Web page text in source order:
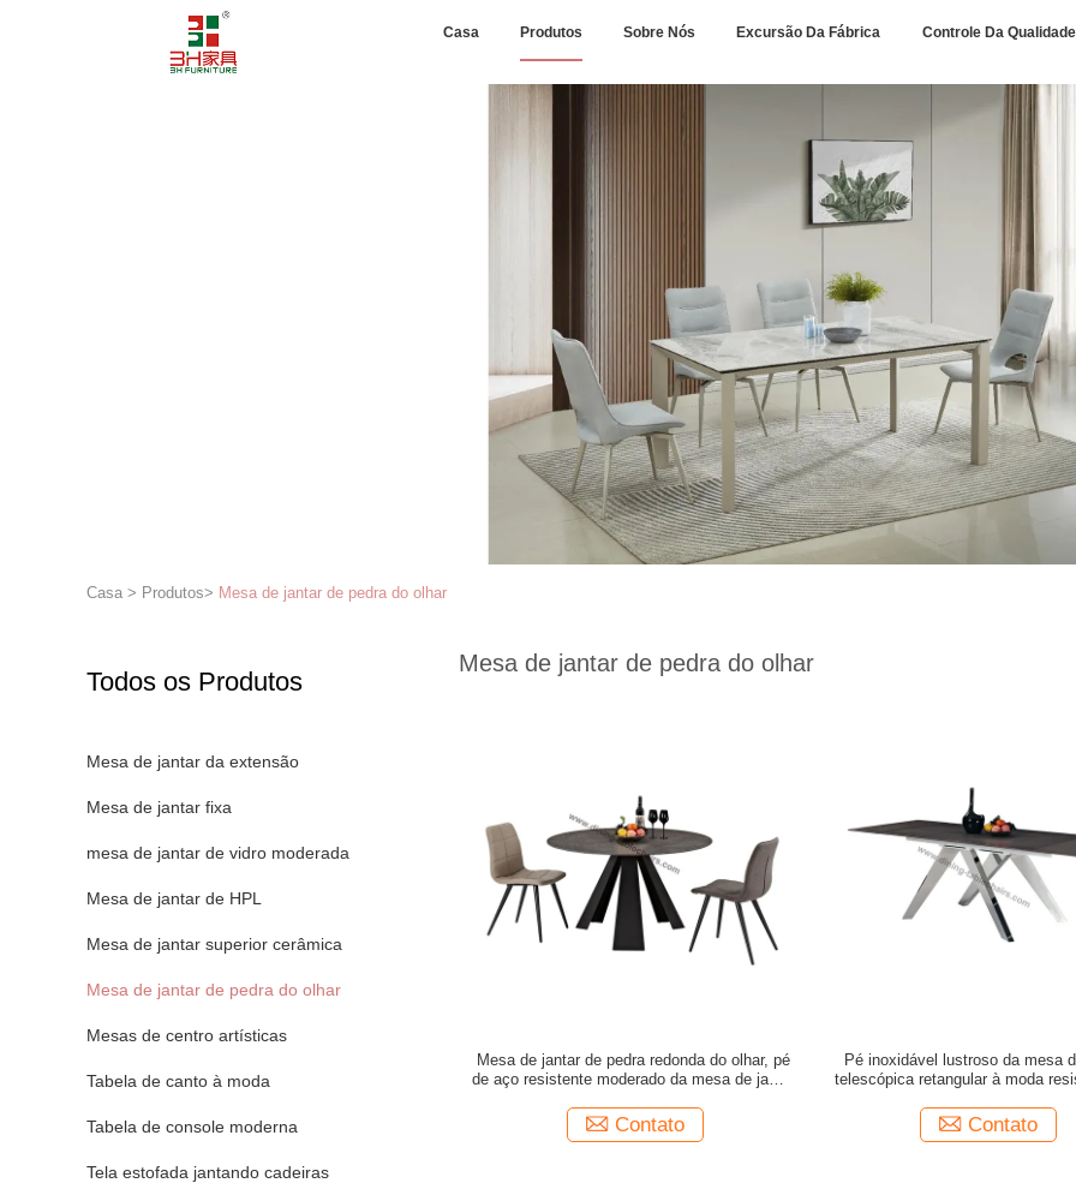
Casa Produtos Sobre Nós Excursão Da Fábrica Controle Da Qualidade
Casa > Produtos> Mesa de jantar de pedra do olhar
Todos os Produtos
Mesa de jantar da extensão
Mesa de jantar fixa
mesa de jantar de vidro moderada
Mesa de jantar de HPL
Mesa de jantar superior cerâmica
Mesa de jantar de pedra do olhar
Mesas de centro artísticas
Tabela de canto à moda
Tabela de console moderna
Tela estofada jantando cadeiras
Mesa de jantar de pedra do olhar
Mesa de jantar de pedra redonda do olhar, pé
de aço resistente moderado da mesa de jantar
Contato
Pé inoxidável lustroso da mesa
telescópica retangular à moda
Contato